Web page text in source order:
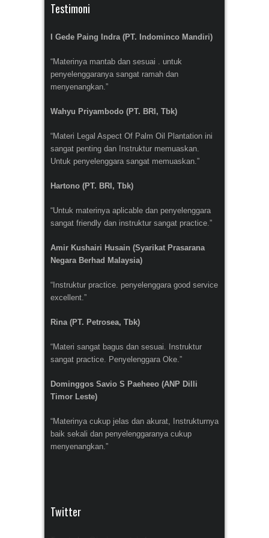
Testimoni
I Gede Paing Indra (PT. Indominco Mandiri)
“Materinya mantab dan sesuai . untuk
penyelenggaranya sangat ramah dan
menyenangkan.”
Wahyu Priyambodo (PT. BRI, Tbk)
“Materi Legal Aspect Of Palm Oil Plantation ini
sangat penting dan Instruktur memuaskan.
Untuk penyelenggara sangat memuaskan.”
Hartono (PT. BRI, Tbk)
“Untuk materinya aplicable dan penyelenggara
sangat friendly dan instruktur sangat practice.”
Amir Kushairi Husain (Syarikat Prasarana
Negara Berhad Malaysia)
“Instruktur practice. penyelenggara good service
excellent.”
Rina (PT. Petrosea, Tbk)
“Materi sangat bagus dan sesuai. Instruktur
sangat practice. Penyelenggara Oke.”
Dominggos Savio S Paeheeo (ANP Dilli
Timor Leste)
“Materinya cukup jelas dan akurat, Instrukturnya
baik sekali dan penyelenggaranya cukup
menyenangkan.”
Twitter